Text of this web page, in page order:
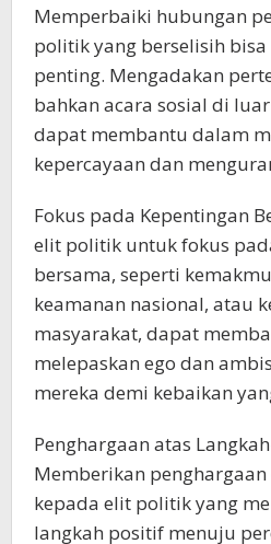
Memperbaiki hubungan
politik yang berselisih
penting. Mengadakan
bahkan acara sosial di
dapat membantu dalam
kepercayaan dan
Fokus pada Kepentingan
elit politik untuk fokus
bersama, seperti
keamanan nasional, atau
masyarakat, dapat
melepaskan ego dan
mereka demi kebaikan
Penghargaan atas
Memberikan
kepada elit politik yang
langkah positif menuju